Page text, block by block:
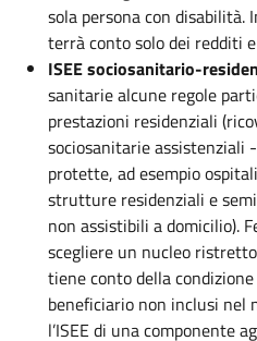
sola persona con disabilità.
terrà conto solo dei redditi
ISEE sociosanitario-
sanitarie alcune regole
prestazioni residenziali
sociosanitarie assistenziali
protette, ad esempio
strutture residenziali e
non assistibili a domicilio).
scegliere un nucleo
tiene conto della
beneficiario non inclusi nel
l’ISEE di una componente